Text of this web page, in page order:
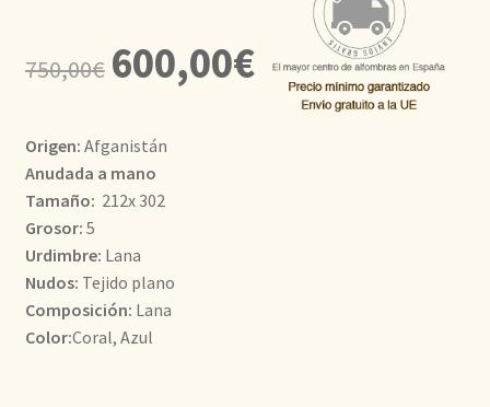
750,00€
El
precio
era:
750,00€.
600,00€El
precio
Origen: Afganistán
Anudada a mano
Tamaño: 212x 302
Grosor: 5
Urdimbre: Lana
Nudos: Tejido plano
Composición: Lana
Color:Coral, Azul